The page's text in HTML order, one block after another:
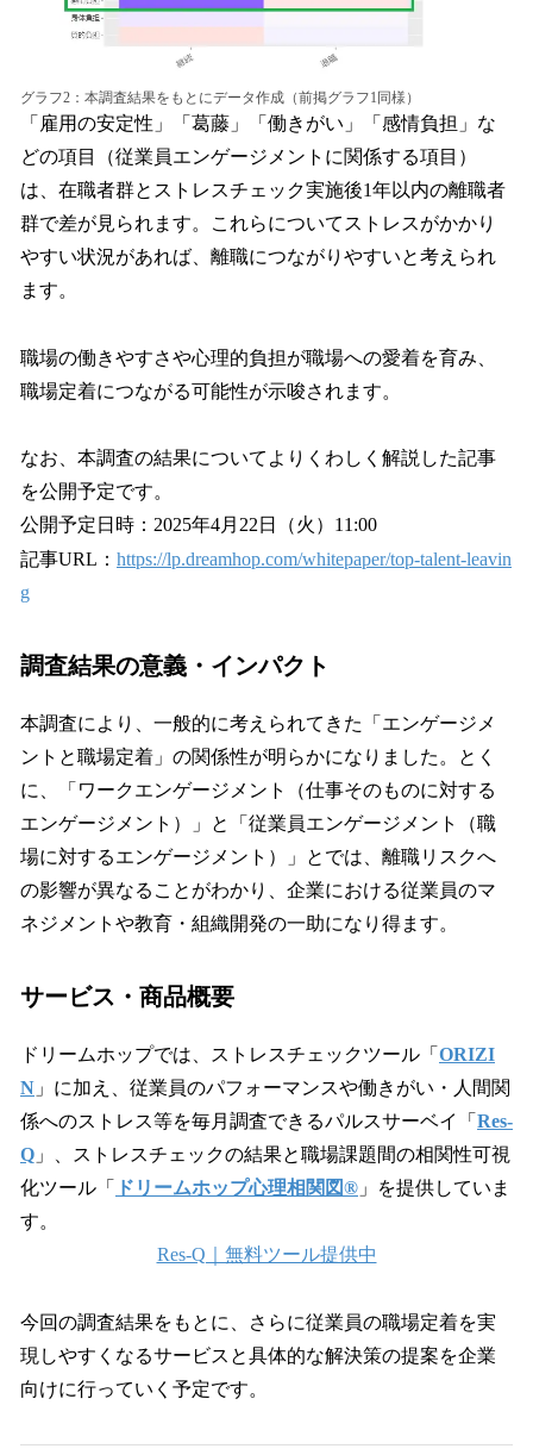
グラフ2：本調査結果をもとにデータ作成（前掲グラフ1同様）
「雇用の安定性」「葛藤」「働きがい」「感情負担」な
どの項目（従業員エンゲージメントに関係する項目）
は、在職者群とストレスチェック実施後1年以内の離職者
群で差が見られます。これらについてストレスがかかり
やすい状況があれば、離職につながりやすいと考えられ
ます。
職場の働きやすさや心理的負担が職場への愛着を育み、
職場定着につながる可能性が示唆されます。
なお、本調査の結果についてよりくわしく解説した記事
を公開予定です。
公開予定日時：2025年4月22日（火）11:00
記事URL： https://lp.dreamhop.com/whitepaper/top-talent-leavin
g
調査結果の意義・インパクト
本調査により、一般的に考えられてきた「エンゲージメ
ントと職場定着」の関係性が明らかになりました。とく
に、「ワークエンゲージメント（仕事そのものに対する
エンゲージメント）」と「従業員エンゲージメント（職
場に対するエンゲージメント）」とでは、離職リスクへ
の影響が異なることがわかり、企業における従業員のマ
ネジメントや教育・組織開発の一助になり得ます。
サービス・商品概要
ドリームホップでは、ストレスチェックツール「 ORIZI
N 」に加え、従業員のパフォーマンスや働きがい・人間関
係へのストレス等を毎月調査できるパルスサーベイ「 Res-
Q 」、ストレスチェックの結果と職場課題間の相関性可視
化ツール「
ドリームホップ心理相関図® 」を提供していま
す。
Res-Q｜無料ツール提供中
今回の調査結果をもとに、さらに従業員の職場定着を実
現しやすくなるサービスと具体的な解決策の提案を企業
向けに行っていく予定です。